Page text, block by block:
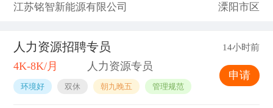
江苏铭智新能源有限公司 溧阳市区
人力资源招聘专员 14小时前
4K-8K/月 人力资源专员
环境好 双休 朝九晚五 管理规范
申请